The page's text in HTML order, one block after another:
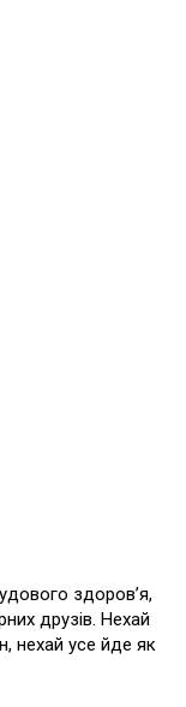
здоров’я,
друзів. Нехай
нехай усе йде як